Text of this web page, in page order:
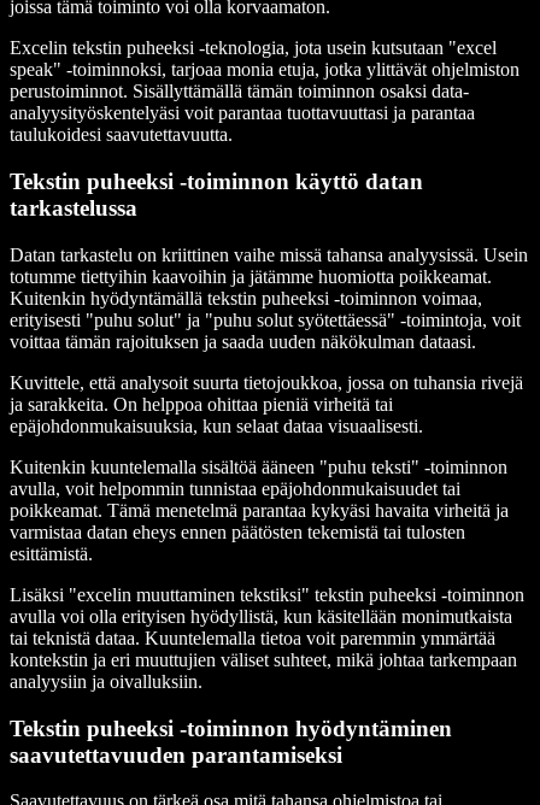
joissa tämä toiminto voi olla korvaamaton.
Excelin tekstin puheeksi -teknologia, jota usein kutsutaan "excel
speak" -toiminnoksi, tarjoaa monia etuja, jotka ylittävät ohjelmiston
perustoiminnot. Sisällyttämällä tämän toiminnon osaksi data-
analyysityöskentelyäsi voit parantaa tuottavuuttasi ja parantaa
taulukoidesi saavutettavuutta.
Tekstin puheeksi -toiminnon käyttö datan
tarkastelussa
Datan tarkastelu on kriittinen vaihe missä tahansa analyysissä. Usein
totumme tiettyihin kaavoihin ja jätämme huomiotta poikkeamat.
Kuitenkin hyödyntämällä tekstin puheeksi -toiminnon voimaa,
erityisesti "puhu solut" ja "puhu solut syötettäessä" -toimintoja, voit
voittaa tämän rajoituksen ja saada uuden näkökulman dataasi.
Kuvittele, että analysoit suurta tietojoukkoa, jossa on tuhansia rivejä
ja sarakkeita. On helppoa ohittaa pieniä virheitä tai
epäjohdonmukaisuuksia, kun selaat dataa visuaalisesti.
Kuitenkin kuuntelemalla sisältöä ääneen "puhu teksti" -toiminnon
avulla, voit helpommin tunnistaa epäjohdonmukaisuudet tai
poikkeamat. Tämä menetelmä parantaa kykyäsi havaita virheitä ja
varmistaa datan eheys ennen päätösten tekemistä tai tulosten
esittämistä.
Lisäksi "excelin muuttaminen tekstiksi" tekstin puheeksi -toiminnon
avulla voi olla erityisen hyödyllistä, kun käsitellään monimutkaista
tai teknistä dataa. Kuuntelemalla tietoa voit paremmin ymmärtää
kontekstin ja eri muuttujien väliset suhteet, mikä johtaa tarkempaan
analyysiin ja oivalluksiin.
Tekstin puheeksi -toiminnon hyödyntäminen
saavutettavuuden parantamiseksi